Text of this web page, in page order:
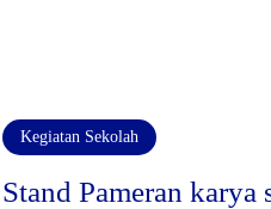
Kegiatan Sekolah
Stand Pameran